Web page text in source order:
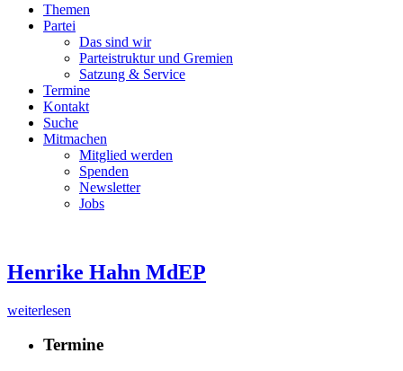
Themen
Partei
Das sind wir
Parteistruktur und Gremien
Satzung & Service
Termine
Kontakt
Suche
Mitmachen
Mitglied werden
Spenden
Newsletter
Jobs
Henrike Hahn MdEP
weiterlesen
Termine